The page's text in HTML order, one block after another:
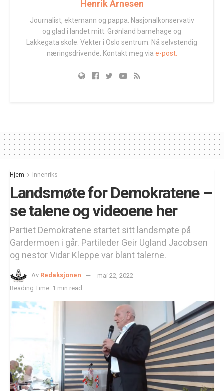
Henrik Arnesen
Journalist, ektemann og pappa. Nasjonalkonservativ
og glad i landet mitt. Grønland barnehage og
Lakkegata skole. Vekter i Oslo sentrum. Nå selvstendig
næringsdrivende. Kontakt meg via e-post.
Hjem Innenriks
Landsmøte for Demokratene –
se talene og videoene her
Partiet Demokratene startet sitt landsmøte på
Gardermoen i går. Partileder Geir Ugland Jacobsen
og nestor Vidar Kleppe var blant talerne.
Av Redaksjonen
mai 22, 2022
Reading Time: 1 min read